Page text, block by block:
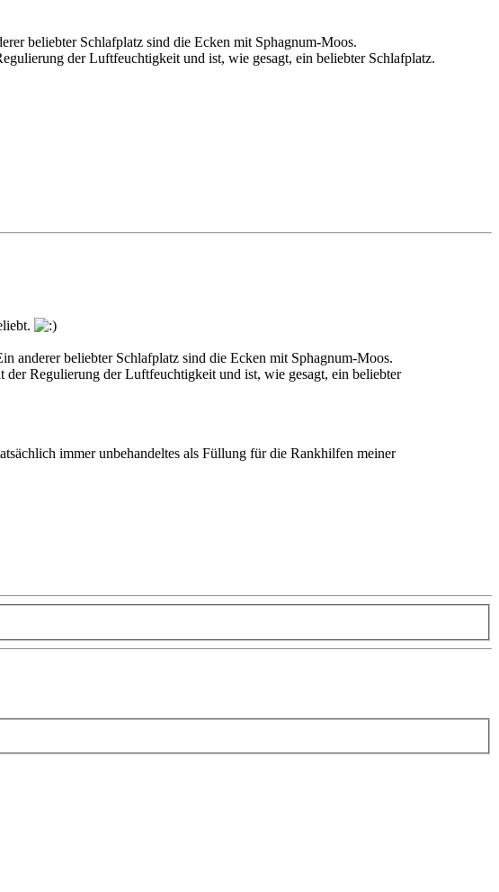
beliebter Schlafplatz sind die Ecken mit Sphagnum-Moos.
der Luftfeuchtigkeit und ist, wie gesagt, ein beliebter Schlafplatz.
anderer beliebter Schlafplatz sind die Ecken mit Sphagnum-Moos.
Regulierung der Luftfeuchtigkeit und ist, wie gesagt, ein beliebter
immer unbehandeltes als Füllung für die Rankhilfen meiner